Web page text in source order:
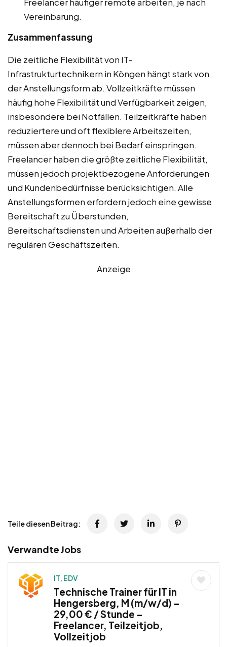
Vereinbarung.
Zusammenfassung
Die zeitliche Flexibilität von IT-
Infrastrukturtechnikern in Köngen hängt stark von
der Anstellungsform ab. Vollzeitkräfte müssen
häufig hohe Flexibilität und Verfügbarkeit zeigen,
insbesondere bei Notfällen. Teilzeitkräfte haben
reduziertere und oft flexiblere Arbeitszeiten,
müssen aber dennoch bei Bedarf einspringen.
Freelancer haben die größte zeitliche Flexibilität,
müssen jedoch projektbezogene Anforderungen
und Kundenbedürfnisse berücksichtigen. Alle
Anstellungsformen erfordern jedoch eine gewisse
Bereitschaft zu Überstunden,
Bereitschaftsdiensten und Arbeiten außerhalb der
regulären Geschäftszeiten.
Anzeige
Teile diesen Beitrag:
Verwandte Jobs
IT, EDV
Technische Trainer für IT in
Hengersberg, M (m/w/d) –
29,00 € / Stunde –
Freelancer, Teilzeitjob,
Vollzeitjob